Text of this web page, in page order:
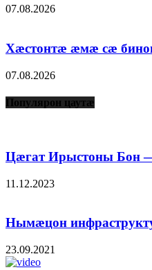
07.08.2026
Хæстонтæ æмæ сæ
07.08.2026
Популярон цаутæ
Цæгат Ирыстоны Бон
11.12.2023
Нымæцон
23.09.2021